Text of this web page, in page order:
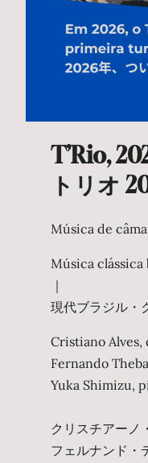
T’Rio,
トリオ
Música de
Música
｜
現代ブラジル・
Cristiano Alves,
Fernando
Yuka Shimizu,
クリスチアーノ
フェルナンド・